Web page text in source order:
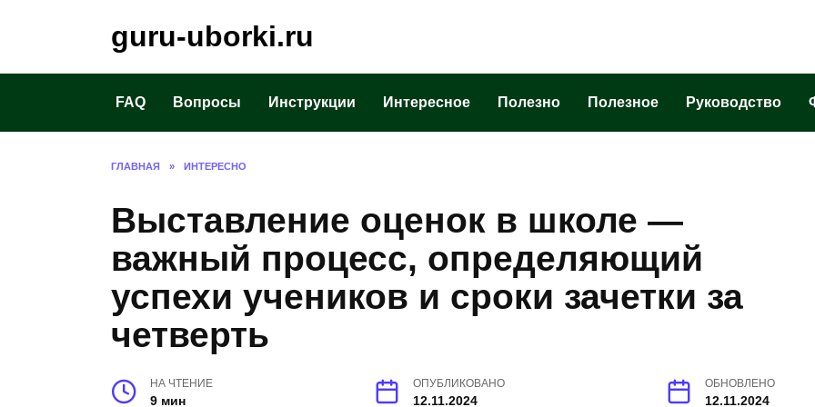
guru-uborki.ru
FAQ Вопросы Инструкции Интересное Полезно Полезное Руководство
ГЛАВНАЯ » ИНТЕРЕСНО
Выставление оценок в школе —
важный процесс, определяющий
успехи учеников и сроки зачетки за
четверть
НА ЧТЕНИЕ
9 мин
ОПУБЛИКОВАНО
12.11.2024
ОБНОВЛЕНО
12.11.2024